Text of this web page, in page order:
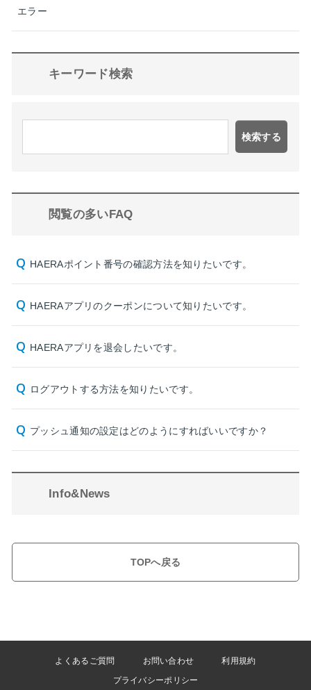
エラー
キーワード検索
検索する
閲覧の多いFAQ
HAERAポイント番号の確認方法を知りたいです。
HAERAアプリのクーポンについて知りたいです。
HAERAアプリを退会したいです。
ログアウトする方法を知りたいです。
プッシュ通知の設定はどのようにすればいいですか？
Info&News
TOPへ戻る
よくあるご質問 お問い合わせ
利用規約
プライバシーポリシー